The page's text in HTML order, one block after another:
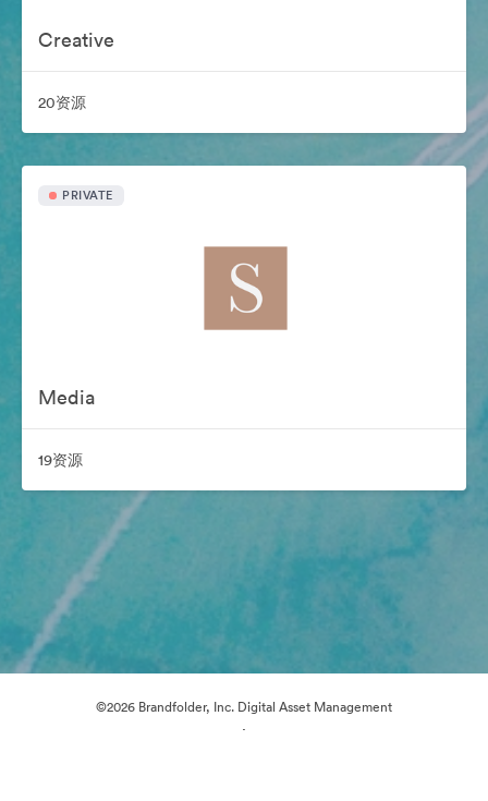
Creative
20资源
PRIVATE
Media
19资源
©2026 Brandfolder, Inc. Digital Asset Management
·